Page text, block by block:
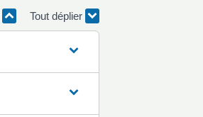
Tout déplier